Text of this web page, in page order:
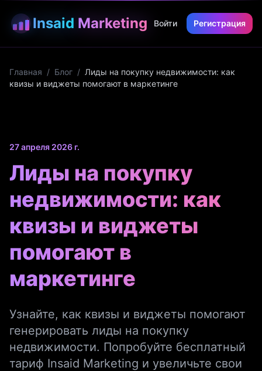
Insaid Marketing Войти Регистрация
Главная / Блог / Лиды на покупку недвижимости: как
квизы и виджеты помогают в маркетинге
27 апреля 2026 г.
Лиды на покупку
недвижимости: как
квизы и виджеты
помогают в
маркетинге
Узнайте, как квизы и виджеты помогают
генерировать лиды на покупку
недвижимости. Попробуйте бесплатный
тариф Insaid Marketing и увеличьте свои